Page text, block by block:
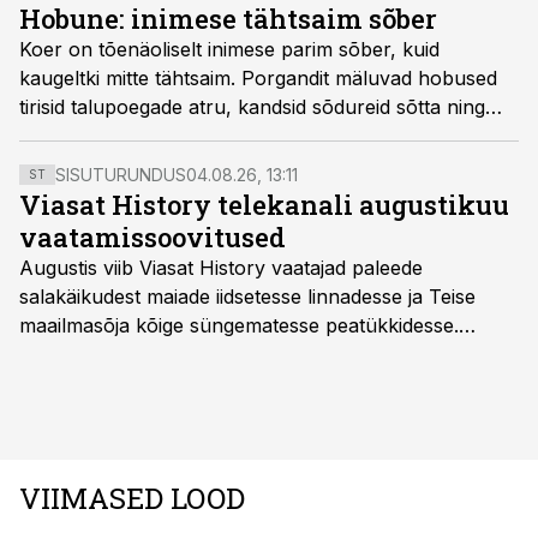
Hobune: inimese tähtsaim sõber
Koer on tõenäoliselt inimese parim sõber, kuid
kaugeltki mitte tähtsaim. Porgandit mäluvad hobused
tirisid talupoegade atru, kandsid sõdureid sõtta ning
täitsid lihunike, mööblipolsterdajate ja harjavalmistajate
taskuid. Hobune on kogu ajaloo vältel olnud otsekui
liim, mis inimühiskonda kokku sidus.
ST SISUTURUNDUS04.08.26, 13:11
Viasat History telekanali augustikuu
vaatamissoovitused
Augustis viib Viasat History vaatajad paleede
salakäikudest maiade iidsetesse linnadesse ja Teise
maailmasõja kõige süngematesse peatükkidesse.
viasathistory.eu/ee
VIIMASED LOOD